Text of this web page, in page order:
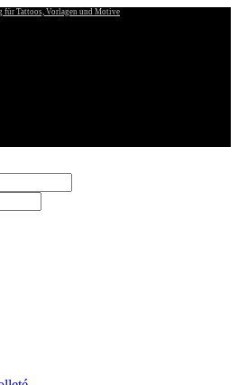
für Tattoos, Vorlagen und Motive